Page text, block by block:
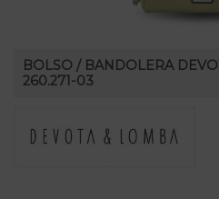
BOLSO / BANDOLERA
260.271-03